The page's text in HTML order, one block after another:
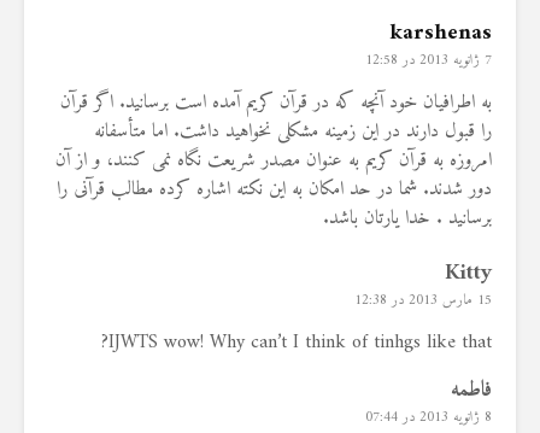
karshenas
7 ژانویه 2013 در 12:58
به اطرافیان خود آنچه که در قرآن کریم آمده است برسانید. اگر قرآن
را قبول دارند در این زمینه مشکلی نخواهید داشت. اما متأسفانه
امروزه به قرآن کریم به عنوان مصدر شریعت نگاه نمی کنند، و از آن
دور شدند. شما در حد امکان به این نکته اشاره کرده مطالب قرآنی را
برسانید . خدا یارتان باشد.
Kitty
15 مارس 2013 در 12:38
IJWTS wow! Why can’t I think of tinhgs like that?
فاطمه
8 ژانویه 2013 در 07:44